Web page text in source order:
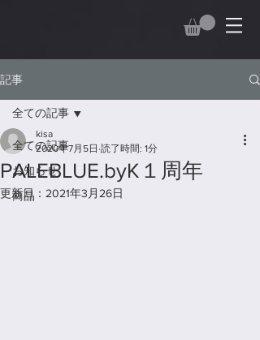
記事
全ての記事
お知らせ
商品
全ての記事
PALEBLUE.byK１周年
kisa
2020年7月5日 読了時間: 1分
更新日： 2021年3月26日